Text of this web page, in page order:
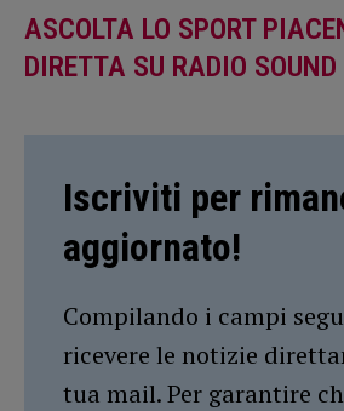
ASCOLTA LO SPORT
DIRETTA SU RADIO SOUND
Iscriviti per
aggiornato!
Compilando i campi
ricevere le notizie
tua mail. Per garantire